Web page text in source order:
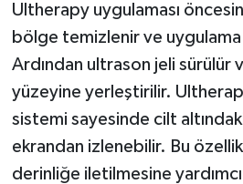
Ultherapy uygulaması
bölge temizlenir ve uygulama
Ardından ultrason jeli sürülür
yüzeyine yerleştirilir.
sistemi sayesinde cilt
ekrandan izlenebilir. Bu
derinliğe iletilmesine